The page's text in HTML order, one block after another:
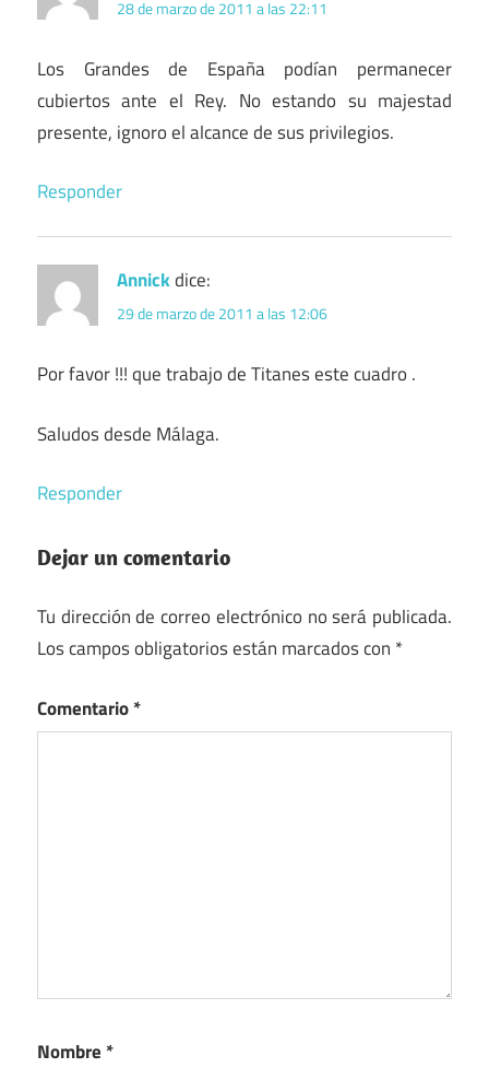
28 de marzo de 2011 a las 22:11
Los Grandes de España podían permanecer
cubiertos ante el Rey. No estando su majestad
presente, ignoro el alcance de sus privilegios.
Responder
Annickdice:
29 de marzo de 2011 a las 12:06
Por favor !!! que trabajo de Titanes este cuadro .
Saludos desde Málaga.
Responder
Dejar un comentario
Tu dirección de correo electrónico no será publicada.
Los campos obligatorios están marcados con *
Comentario*
Nombre *